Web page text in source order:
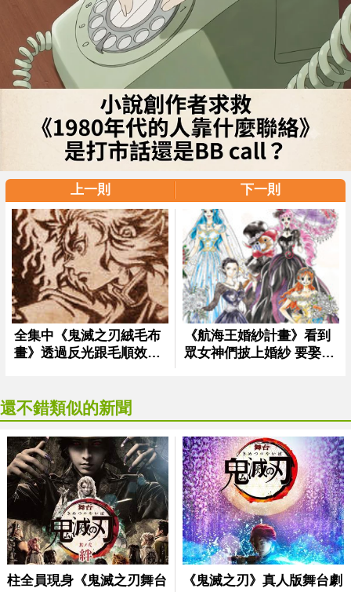
上一則 下一則
還不錯類似的新聞